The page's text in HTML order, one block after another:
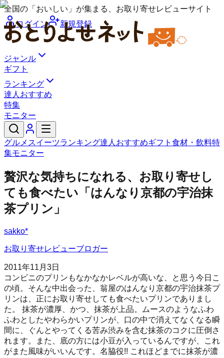
全国の「おいしい」が集まる、お取り寄せレビューサイト
ログイン
新規登録
ジャンル
ギフト
ランキング
達人おすすめ
特集
モニター
グルメ スイーツランキング達人おすすめギフト 食材・飲料特
集モニター
贅沢な気持ちになれる、お取り寄せし
ても食べたい「はんなり京都の宇治抹
茶プリン」
sakko*
お取り寄せレビューブロガー
2011年11月3日
コンビニのプリンもなかなかレベルが高いな、と思う今日こ
の頃。そんな中出会った、翁屋のはんなり京都の宇治抹茶プ
リンは、正にお取り寄せしても食べたいプリンでありまし
た。 抹茶が濃厚、かつ、抹茶が上品。ムースのようなふわ
ふわとしたやわらかいプリンが、口の中で消えてなくなる瞬
間に、ぐんとやってくる苦み渋みを含む抹茶のコクに圧倒さ
れます。また、底の方には小豆が入っているんですが、これ
がまた風味がいいんです。名脇役!! これほどまでに抹茶が濃